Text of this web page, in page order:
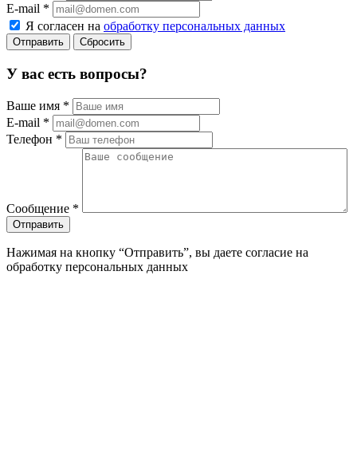
E-mail *
Я согласен на обработку персональных данных
Сбросить
У вас есть вопросы?
Ваше имя *
E-mail *
Телефон *
Сообщение *
Нажимая на кнопку “Отправить”, вы даете согласие на
обработку персональных данных